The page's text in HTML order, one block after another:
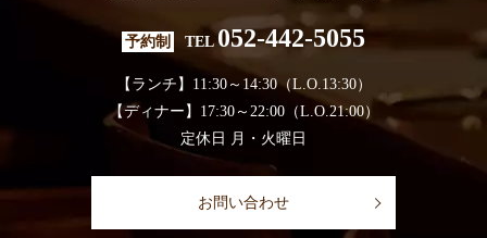
予約制 TEL052-442-5055
【ランチ】11:30～14:30（L.O.13:30）
【ディナー】17:30～22:00（L.O.21:00）
定休日 月・火曜日
お問い合わせ